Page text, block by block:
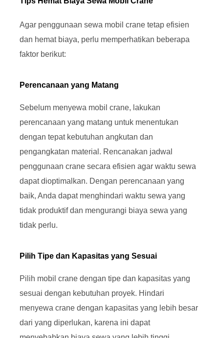
Agar penggunaan sewa mobil crane tetap efisien
dan hemat biaya, perlu memperhatikan beberapa
faktor berikut:
Perencanaan yang Matang
Sebelum menyewa mobil crane, lakukan
perencanaan yang matang untuk menentukan
dengan tepat kebutuhan angkutan dan
pengangkatan material. Rencanakan jadwal
penggunaan crane secara efisien agar waktu sewa
dapat dioptimalkan. Dengan perencanaan yang
baik, Anda dapat menghindari waktu sewa yang
tidak produktif dan mengurangi biaya sewa yang
tidak perlu.
Pilih Tipe dan Kapasitas yang Sesuai
Pilih mobil crane dengan tipe dan kapasitas yang
sesuai dengan kebutuhan proyek. Hindari
menyewa crane dengan kapasitas yang lebih besar
dari yang diperlukan, karena ini dapat